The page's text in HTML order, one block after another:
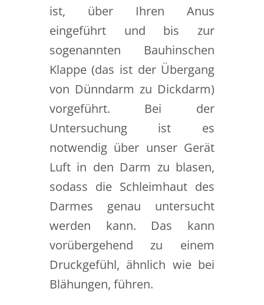
ist, über Ihren Anus
eingeführt und bis zur
sogenannten Bauhinschen
Klappe (das ist der Übergang
von Dünndarm zu Dickdarm)
vorgeführt. Bei der
Untersuchung ist es
notwendig über unser Gerät
Luft in den Darm zu blasen,
sodass die Schleimhaut des
Darmes genau untersucht
werden kann. Das kann
vorübergehend zu einem
Druckgefühl, ähnlich wie bei
Blähungen, führen.